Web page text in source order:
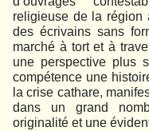
religieuse de la région
des écrivains sans
marché à tort et à
une perspective plus
compétence une
la crise cathare,
dans un grand
originalité et une